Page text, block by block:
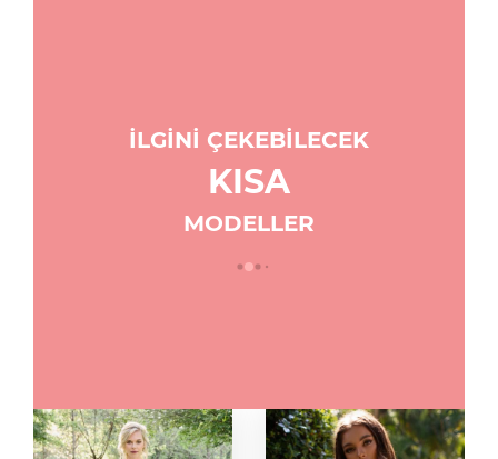
İLGİNİ ÇEKEBİLECEK
KISA
MODELLER